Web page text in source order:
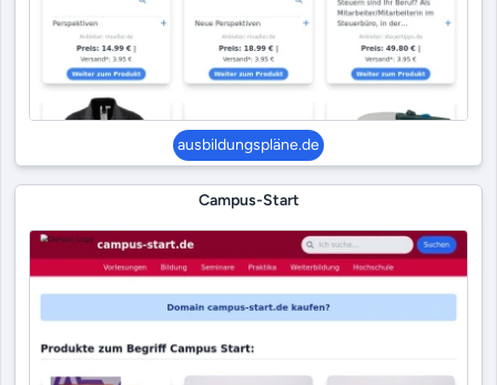
ausbildungspläne.de
Campus-Start